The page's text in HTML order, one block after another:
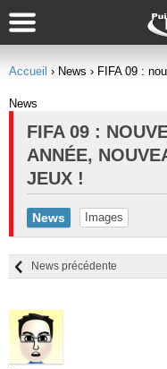
Accueil › News › FIFA 09 :
News
FIFA 09 :
ANNÉE,
JEUX !
News Images
News précédente